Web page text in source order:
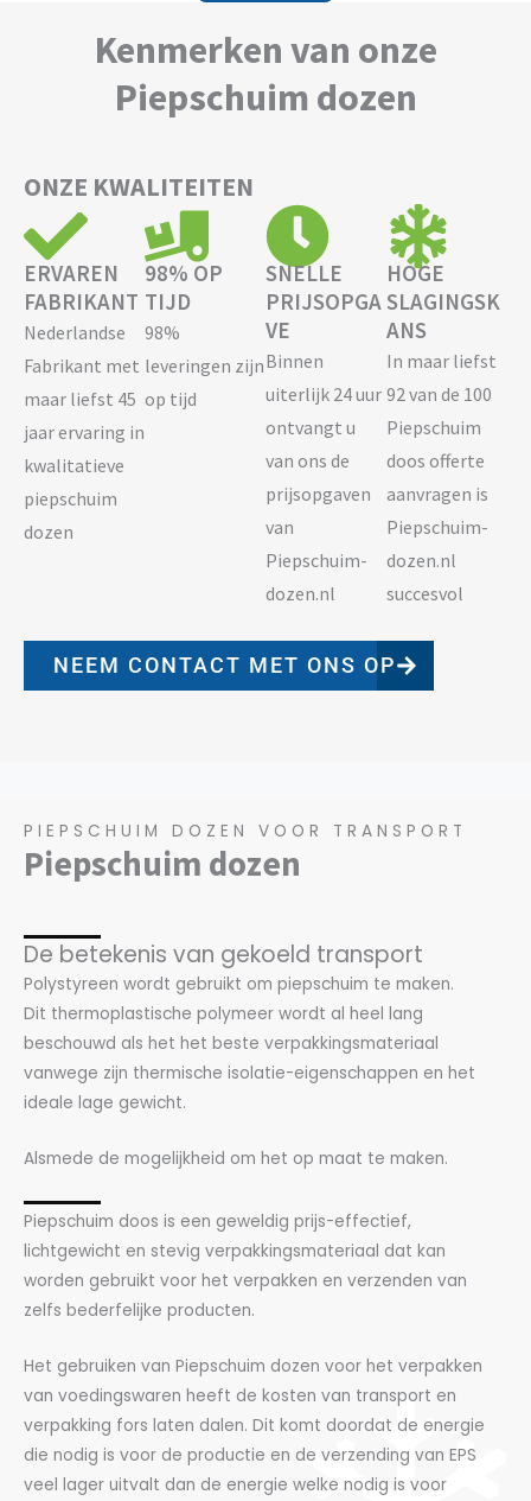
Kenmerken van onze
Piepschuim dozen
ONZE KWALITEITEN
ERVAREN
FABRIKANT
Nederlandse
Fabrikant met
maar liefst 45
jaar ervaring in
kwalitatieve
piepschuim
dozen
98% OP
TIJD
98%
leveringen zijn
op tijd
SNELLE
PRIJSOPGA
VE
Binnen
uiterlijk 24 uur
ontvangt u
van ons de
prijsopgaven
van
Piepschuim-
dozen.nl
HOGE
SLAGINGSK
ANS
In maar liefst
92 van de 100
Piepschuim
doos offerte
aanvragen is
Piepschuim-
dozen.nl
succesvol
NEEM CONTACT MET ONS OP
PIEPSCHUIM DOZEN VOOR TRANSPORT
Piepschuim dozen
De betekenis van gekoeld transport
Polystyreen wordt gebruikt om piepschuim te maken.
Dit thermoplastische polymeer wordt al heel lang
beschouwd als het het beste verpakkingsmateriaal
vanwege zijn thermische isolatie-eigenschappen en het
ideale lage gewicht.
Alsmede de mogelijkheid om het op maat te maken.
Piepschuim doos is een geweldig prijs-effectief,
lichtgewicht en stevig verpakkingsmateriaal dat kan
worden gebruikt voor het verpakken en verzenden van
zelfs bederfelijke producten.
Het gebruiken van Piepschuim dozen voor het verpakken
van voedingswaren heeft de kosten van transport en
verpakking fors laten dalen. Dit komt doordat de energie
die nodig is voor de productie en de verzending van EPS
veel lager uitvalt dan de energie welke nodig is voor